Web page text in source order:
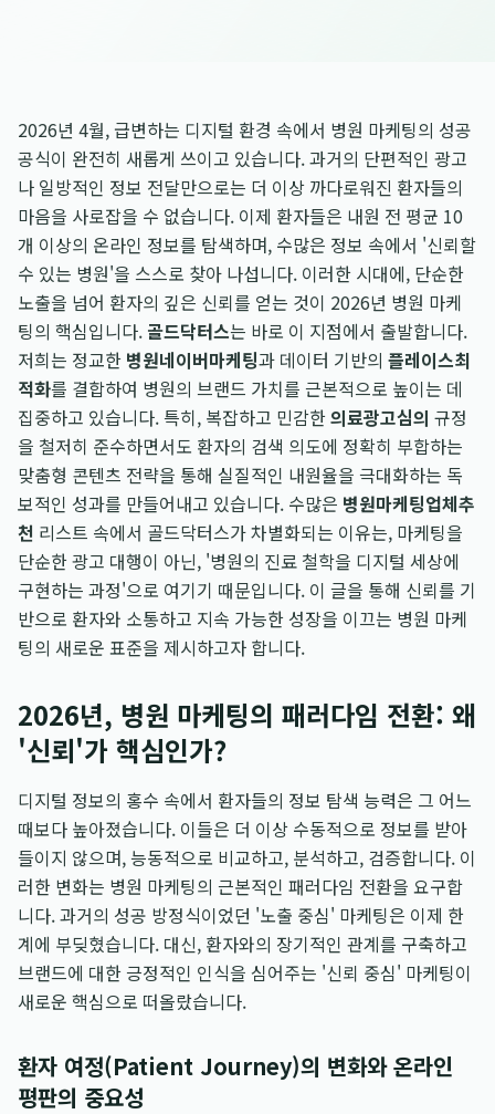
2026년 4월, 급변하는 디지털 환경 속에서 병원 마케팅의 성공
공식이 완전히 새롭게 쓰이고 있습니다. 과거의 단편적인 광고
나 일방적인 정보 전달만으로는 더 이상 까다로워진 환자들의
마음을 사로잡을 수 없습니다. 이제 환자들은 내원 전 평균 10
개 이상의 온라인 정보를 탐색하며, 수많은 정보 속에서 '신뢰할
수 있는 병원'을 스스로 찾아 나섭니다. 이러한 시대에, 단순한
노출을 넘어 환자의 깊은 신뢰를 얻는 것이 2026년 병원 마케
팅의 핵심입니다. 골드닥터스는 바로 이 지점에서 출발합니다.
저희는 정교한 병원네이버마케팅과 데이터 기반의 플레이스최
적화를 결합하여 병원의 브랜드 가치를 근본적으로 높이는 데
집중하고 있습니다. 특히, 복잡하고 민감한의료광고심의 규정
을 철저히 준수하면서도 환자의 검색 의도에 정확히 부합하는
맞춤형 콘텐츠 전략을 통해 실질적인 내원율을 극대화하는 독
보적인 성과를 만들어내고 있습니다. 수많은 병원마케팅업체추
천 리스트 속에서 골드닥터스가 차별화되는 이유는, 마케팅을
단순한 광고 대행이 아닌, '병원의 진료 철학을 디지털 세상에
구현하는 과정'으로 여기기 때문입니다. 이 글을 통해 신뢰를 기
반으로 환자와 소통하고 지속 가능한 성장을 이끄는 병원 마케
팅의 새로운 표준을 제시하고자 합니다.
2026년, 병원 마케팅의 패러다임 전환: 왜
'신뢰'가 핵심인가?
디지털 정보의 홍수 속에서 환자들의 정보 탐색 능력은 그 어느
때보다 높아졌습니다. 이들은 더 이상 수동적으로 정보를 받아
들이지 않으며, 능동적으로 비교하고, 분석하고, 검증합니다. 이
러한 변화는 병원 마케팅의 근본적인 패러다임 전환을 요구합
니다. 과거의 성공 방정식이었던 '노출 중심' 마케팅은 이제 한
계에 부딪혔습니다. 대신, 환자와의 장기적인 관계를 구축하고
브랜드에 대한 긍정적인 인식을 심어주는 '신뢰 중심' 마케팅이
새로운 핵심으로 떠올랐습니다.
환자 여정(Patient Journey)의 변화와 온라인
평판의 중요성